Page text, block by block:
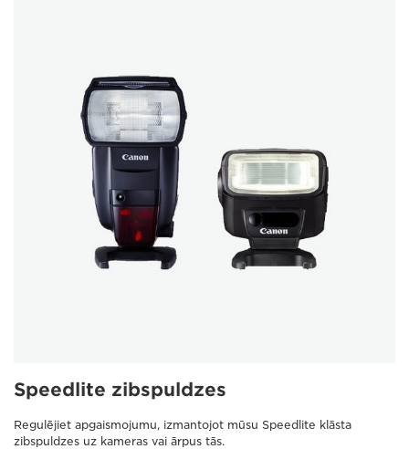
Speedlite zibspuldzes
Regulējiet apgaismojumu, izmantojot mūsu Speedlite klāsta
zibspuldzes uz kameras vai ārpus tās.